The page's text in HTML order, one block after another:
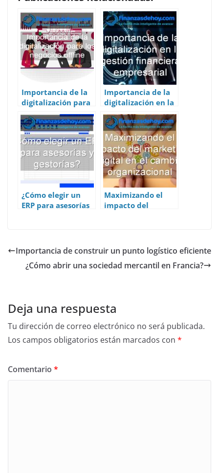
at
s
A
p
p
c
e
b
o
o
k
k
e
dI
n
d
di
er
e
st
itt
er
ai
l e
Importancia de la
digitalización para
los negocios offline
Importancia de la
digitalización en la
gestión financiera
empresarial
¿Cómo elegir un
ERP para asesorías
Maximizando el
impacto del
Importancia de construir un punto logístico eficiente
¿Cómo abrir una sociedad mercantil en Francia?
Deja una respuesta
Tu dirección de correo electrónico no será publicada.
Los campos obligatorios están marcados con *
Comentario *